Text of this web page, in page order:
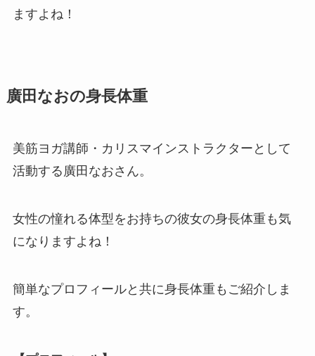
ますよね！
廣田なおの身長体重
美筋ヨガ講師・カリスマインストラクターとして
活動する廣田なおさん。
女性の憧れる体型をお持ちの彼女の身長体重も気
になりますよね！
簡単なプロフィールと共に身長体重もご紹介しま
す。